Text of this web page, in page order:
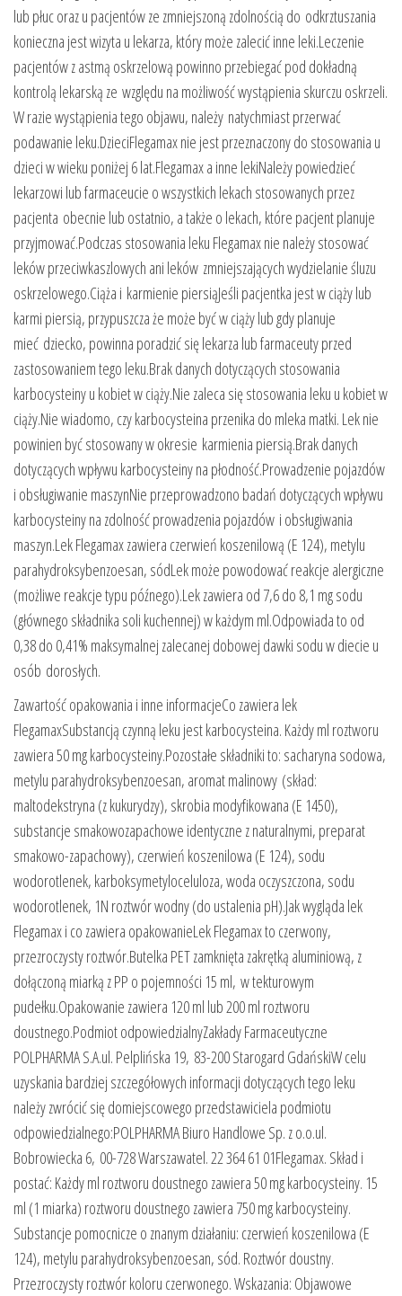
lub płuc oraz u pacjentów ze zmniejszoną zdolnością do odkrztuszania
konieczna jest wizyta u lekarza, który może zalecić inne leki.Leczenie
pacjentów z astmą oskrzelową powinno przebiegać pod dokładną
kontrolą lekarską ze względu na możliwość wystąpienia skurczu oskrzeli.
W razie wystąpienia tego objawu, należy natychmiast przerwać
podawanie leku.DzieciFlegamax nie jest przeznaczony do stosowania u
dzieci w wieku poniżej 6 lat.Flegamax a inne lekiNależy powiedzieć
lekarzowi lub farmaceucie o wszystkich lekach stosowanych przez
pacjenta obecnie lub ostatnio, a także o lekach, które pacjent planuje
przyjmować.Podczas stosowania leku Flegamax nie należy stosować
leków przeciwkaszlowych ani leków zmniejszających wydzielanie śluzu
oskrzelowego.Ciąża i karmienie piersiąJeśli pacjentka jest w ciąży lub
karmi piersią, przypuszcza że może być w ciąży lub gdy planuje
mieć dziecko, powinna poradzić się lekarza lub farmaceuty przed
zastosowaniem tego leku.Brak danych dotyczących stosowania
karbocysteiny u kobiet w ciąży.Nie zaleca się stosowania leku u kobiet w
ciąży.Nie wiadomo, czy karbocysteina przenika do mleka matki. Lek nie
powinien być stosowany w okresie karmienia piersią.Brak danych
dotyczących wpływu karbocysteiny na płodność.Prowadzenie pojazdów
i obsługiwanie maszynNie przeprowadzono badań dotyczących wpływu
karbocysteiny na zdolność prowadzenia pojazdów i obsługiwania
maszyn.Lek Flegamax zawiera czerwień koszenilową (E 124), metylu
parahydroksybenzoesan, sódLek może powodować reakcje alergiczne
(możliwe reakcje typu późnego).Lek zawiera od 7,6 do 8,1 mg sodu
(głównego składnika soli kuchennej) w każdym ml.Odpowiada to od
0,38 do 0,41% maksymalnej zalecanej dobowej dawki sodu w diecie u
osób dorosłych.
Zawartość opakowania i inne informacjeCo zawiera lek
FlegamaxSubstancją czynną leku jest karbocysteina. Każdy ml roztworu
zawiera 50 mg karbocysteiny.Pozostałe składniki to: sacharyna sodowa,
metylu parahydroksybenzoesan, aromat malinowy (skład:
maltodekstryna (z kukurydzy), skrobia modyfikowana (E 1450),
substancje smakowozapachowe identyczne z naturalnymi, preparat
smakowo-zapachowy), czerwień koszenilowa (E 124), sodu
wodorotlenek, karboksymetyloceluloza, woda oczyszczona, sodu
wodorotlenek, 1N roztwór wodny (do ustalenia pH).Jak wygląda lek
Flegamax i co zawiera opakowanieLek Flegamax to czerwony,
przezroczysty roztwór.Butelka PET zamknięta zakrętką aluminiową, z
dołączoną miarką z PP o pojemności 15 ml, w tekturowym
pudełku.Opakowanie zawiera 120 ml lub 200 ml roztworu
doustnego.Podmiot odpowiedzialnyZakłady Farmaceutyczne
POLPHARMA S.A.ul. Pelplińska 19, 83-200 Starogard GdańskiW celu
uzyskania bardziej szczegółowych informacji dotyczących tego leku
należy zwrócić się domiejscowego przedstawiciela podmiotu
odpowiedzialnego:POLPHARMA Biuro Handlowe Sp. z o.o.ul.
Bobrowiecka 6, 00-728 Warszawatel. 22 364 61 01Flegamax. Skład i
postać: Każdy ml roztworu doustnego zawiera 50 mg karbocysteiny. 15
ml (1 miarka) roztworu doustnego zawiera 750 mg karbocysteiny.
Substancje pomocnicze o znanym działaniu: czerwień koszenilowa (E
124), metylu parahydroksybenzoesan, sód. Roztwór doustny.
Przezroczysty roztwór koloru czerwonego. Wskazania: Objawowe